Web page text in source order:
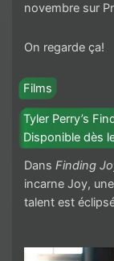
novembre sur
On regarde ça!
Films
Tyler Perry’s
Disponible dès
Dans Finding
incarne Joy,
talent est